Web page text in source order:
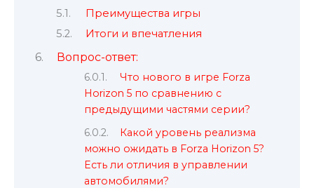
Преимущества игры
Итоги и впечатления
Вопрос-ответ:
Что нового в игре Forza
Horizon 5 по сравнению с
предыдущими частями серии?
Какой уровень реализма
можно ожидать в Forza Horizon 5?
Есть ли отличия в управлении
автомобилями?